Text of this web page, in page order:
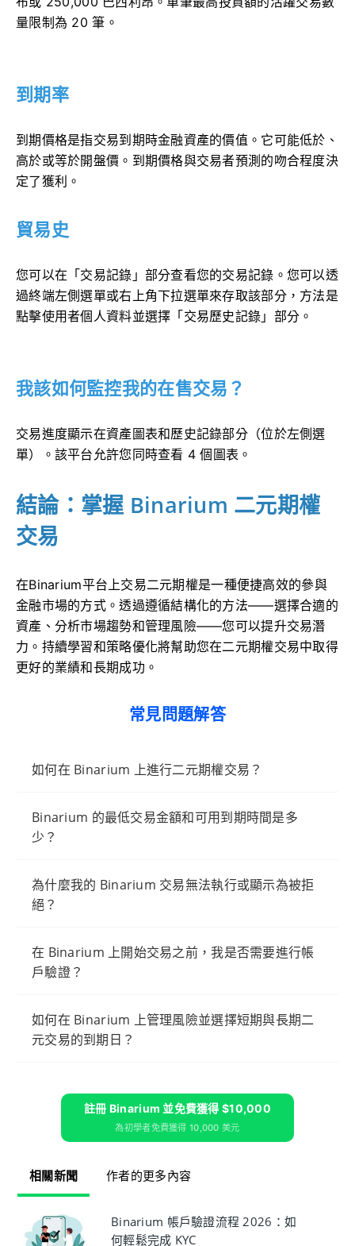
量限制為 20 筆。
到期率
到期價格是指交易到期時金融資產的價值。它可能低於、
高於或等於開盤價。到期價格與交易者預測的吻合程度決
定了獲利。
貿易史
您可以在「交易記錄」部分查看您的交易記錄。您可以透
過終端左側選單或右上角下拉選單來存取該部分，方法是
點擊使用者個人資料並選擇「交易歷史記錄」部分。
我該如何監控我的在售交易？
交易進度顯示在資產圖表和歷史記錄部分（位於左側選
單）。該平台允許您同時查看 4 個圖表。
結論：掌握 Binarium 二元期權
交易
在Binarium平台上交易二元期權是一種便捷高效的參與
金融市場的方式。透過遵循結構化的方法——選擇合適的
資產、分析市場趨勢和管理風險——您可以提升交易潛
力。持續學習和策略優化將幫助您在二元期權交易中取得
更好的業績和長期成功。
常見問題解答
如何在 Binarium 上進行二元期權交易？
Binarium 的最低交易金額和可用到期時間是多
少？
為什麼我的 Binarium 交易無法執行或顯示為被拒
絕？
在 Binarium 上開始交易之前，我是否需要進行帳
戶驗證？
如何在 Binarium 上管理風險並選擇短期與長期二
元交易的到期日？
註冊 Binarium 並免費獲得 $10,000
為初學者免費獲得 10,000 美元
相關新聞 作者的更多內容
Binarium 帳戶驗證流程 2026：如
何輕鬆完成 KYC